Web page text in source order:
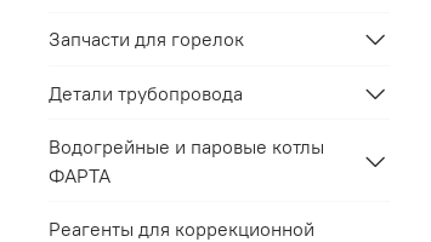
Запчасти для горелок
Детали трубопровода
Водогрейные и паровые котлы
ФАРТА
Реагенты для коррекционной